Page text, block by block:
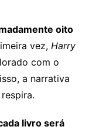
oito
vez, Harry
com o
a narrativa
livro será